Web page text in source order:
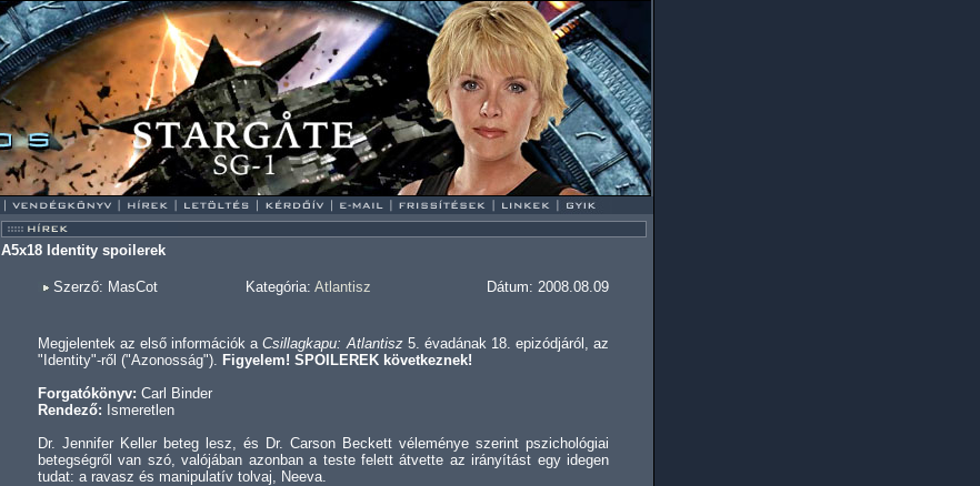
A5x18 Identity spoilerek
Szerző: MasCot Kategória: Atlantisz Dátum: 2008.08.09
Megjelentek az első információk aCsillagkapu: Atlantisz5. évadának 18. epizódjáról, az
"Identity"-ről ("Azonosság"). Figyelem! SPOILEREK következnek!
Forgatókönyv: Carl Binder
Rendező: Ismeretlen
Dr. Jennifer Keller beteg lesz, és Dr. Carson Beckett véleménye szerint pszichológiai
betegségről van szó, valójában azonban a teste felett átvette az irányítást egy idegen
tudat: a ravasz és manipulatív tolvaj, Neeva.